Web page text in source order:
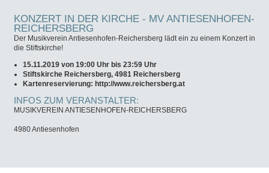
KONZERT IN DER KIRCHE - MV ANTIESENHOFEN-
REICHERSBERG
Der Musikverein Antiesenhofen-Reichersberg lädt ein zu einem Konzert in
die Stiftskirche!
15.11.2019 von 19:00 Uhr bis 23:59 Uhr
Stiftskirche Reichersberg, 4981 Reichersberg
Kartenreservierung: http://www.reichersberg.at
INFOS ZUM VERANSTALTER:
MUSIKVEREIN ANTIESENHOFEN-REICHERSBERG
4980 Antiesenhofen